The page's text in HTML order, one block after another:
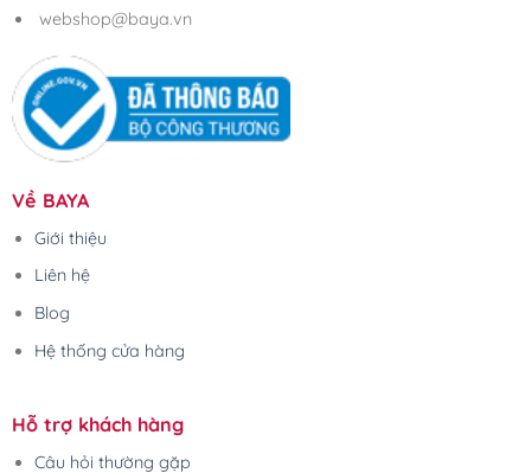
webshop@baya.vn
Về BAYA
Giới thiệu
Liên hệ
Blog
Hệ thống cửa hàng
Hỗ trợ khách hàng
Câu hỏi thường gặp